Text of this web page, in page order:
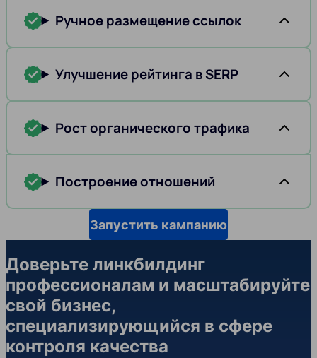
Ручное размещение ссылок
Улучшение рейтинга в SERP
Рост органического трафика
Построение отношений
Запустить кампанию
Доверьте линкбилдинг
профессионалам и масштабируйте
свой бизнес,
специализирующийся в сфере
контроля качества